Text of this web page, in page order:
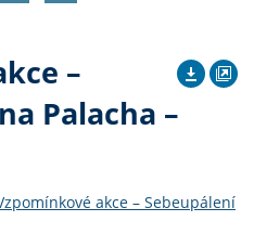
–
Palacha –
akce – Sebeupálení